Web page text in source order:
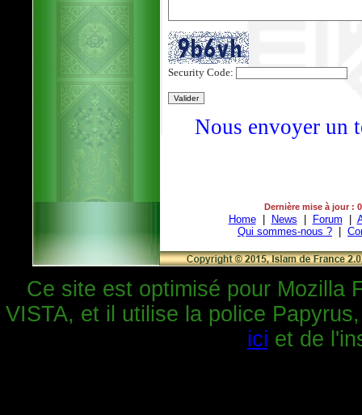
Security Code:
Nous envoyer un
Dernière mise à jour :
Home| News Forum
Qui sommes-nous ?
Ce site est optimisé pour Mozilla
VISTA, et il utilise la police
ici et de